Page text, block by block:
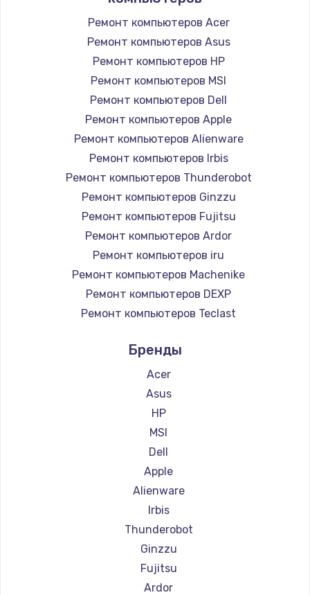
Замена HDMI
1200 руб.
Заказать
Установка драйверов
950 руб.
Заказать
Замена жесткого диска
1000 руб.
Чистка от пыли
1330 руб.
Заказать
Настройка ОС
Заказать
1250 руб.
Заказать
Настройка BIOS
1260 руб.
Заказать
Замена видеочипа
Ремонт компьютеров Acer
Ремонт компьютеров Asus
Ремонт компьютеров HP
Ремонт компьютеров MSI
Ремонт компьютеров Dell
Ремонт компьютеров Apple
Ремонт компьютеров Alienware
Ремонт компьютеров Irbis
Ремонт компьютеров Thunderobot
Ремонт компьютеров Ginzzu
Ремонт компьютеров Fujitsu
Ремонт компьютеров Ardor
Ремонт компьютеров iru
Ремонт компьютеров Machenike
Ремонт компьютеров DEXP
Ремонт компьютеров Teclast
Ремонт компьютеров Beelink
Ремонт компьютеров CHUWI
Бренды
Acer
Asus
HP
MSI
Dell
Apple
Alienware
Irbis
Thunderobot
Ginzzu
Fujitsu
Ardor